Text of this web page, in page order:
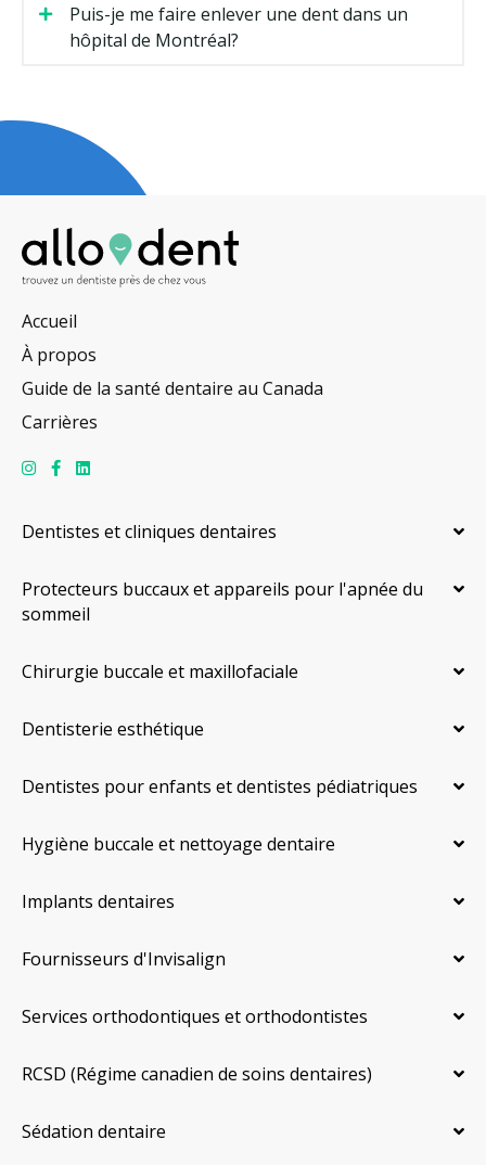
Puis-je me faire enlever une dent dans un
hôpital de Montréal?
Accueil
À propos
Guide de la santé dentaire au Canada
Carrières
Dentistes et cliniques dentaires
Protecteurs buccaux et appareils pour l'apnée du
sommeil
Chirurgie buccale et maxillofaciale
Dentisterie esthétique
Dentistes pour enfants et dentistes pédiatriques
Hygiène buccale et nettoyage dentaire
Implants dentaires
Fournisseurs d'Invisalign
Services orthodontiques et orthodontistes
RCSD (Régime canadien de soins dentaires)
Sédation dentaire